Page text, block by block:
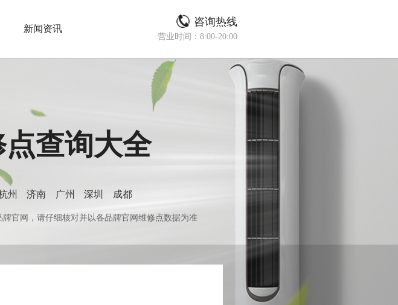
新闻资讯
咨询热线
营业时间：8:00-20:00
查询大全
州 济南 广州 深圳 成都
官网，请仔细核对并以各品牌官网维修点数据为准